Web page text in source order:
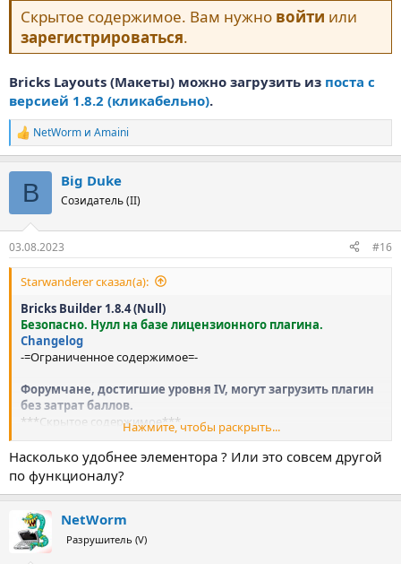
Скрытое содержимое. Вам нужно войти или
зарегистрироваться.
Bricks Layouts (Макеты) можно загрузить из поста с
версией 1.8.2 (кликабельно).
Р
е
NetWorm и Amaini
B Big Duke
Созидатель (II)
03.08.2023 #16
Starwanderer сказал(а):
Bricks Builder 1.8.4 (Null)
Безопасно. Нулл на базе лицензионного плагина.
Changelog
-=Ограниченное содержимое=-
Форумчане, достигшие уровня IV, могут загрузить плагин
без затрат баллов.
***Скрытое содержимое***
Bricks Layouts (Макеты) можно загрузить изпоста с
версией 1.8.2 (кликабельно)
Нажмите, чтобы раскрыть...
Насколько удобнее элементора ? Или это совсем другой
по функционалу?
NetWorm
Разрушитель (V)